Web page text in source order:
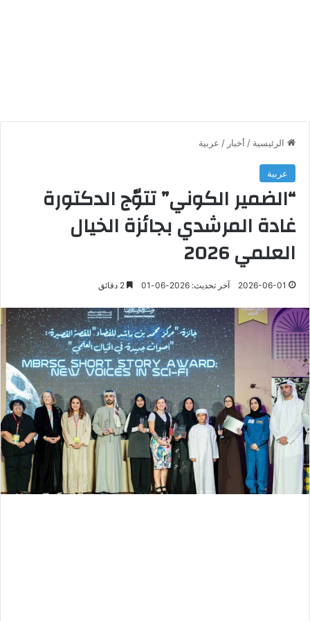
الرئيسية / أخبار / عربية
عربية
“الضمير الكوني” تتوّج الدكتورة
غادة المرشدي بجائزة الخيال
العلمي 2026
2026-06-01 آخر تحديث: 2026-06-01